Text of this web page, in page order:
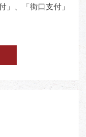
」、「街口支付」